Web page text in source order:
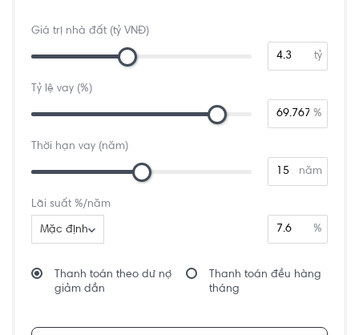
Giá trị nhà đất (tỷ VNĐ)
tỷ
Tỷ lệ vay (%)
%
Thời hạn vay (năm)
năm
Lãi suất %/năm
Mặc định %
Thanh toán theo dư nợ
giảm dần
Thanh toán đều hàng
tháng